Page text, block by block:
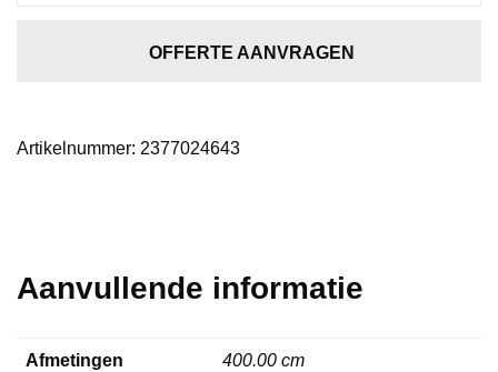
OFFERTE AANVRAGEN
Artikelnummer: 2377024643
Aanvullende informatie
Afmetingen 400.00 cm